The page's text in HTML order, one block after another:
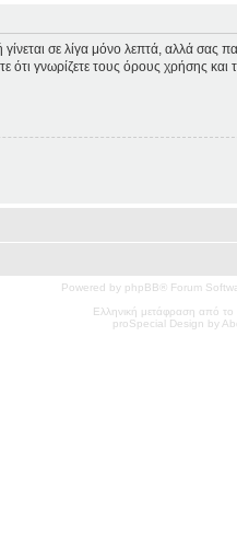
σε λίγα μόνο λεπτά, αλλά σας
ότι γνωρίζετε τους όρους χρήσης
Powered by phpBB® Forum
Ελληνική μετάφραση από
proSpecial Design by